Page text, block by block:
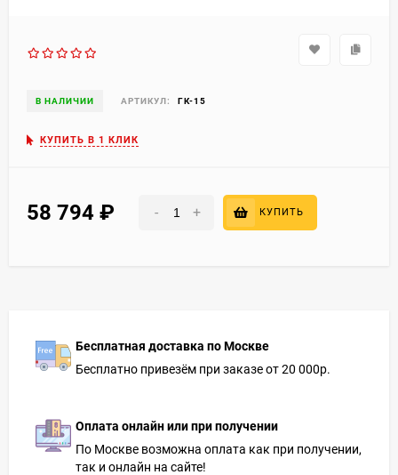
В НАЛИЧИИ АРТИКУЛ: ГК-15
КУПИТЬ В 1 КЛИК
58 794 - + КУПИТЬ
Бесплатная доставка по Москве
Бесплатно привезём при заказе от 20 000р.
Оплата онлайн или при получении
По Москве возможна оплата как при получении,
так и онлайн на сайте!